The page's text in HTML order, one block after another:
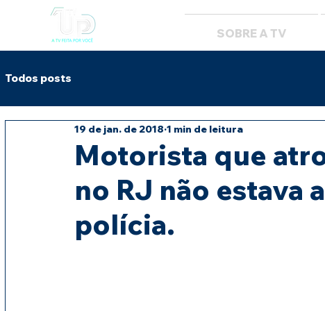
SOBRE A TV
Todos posts
Motorista que
no RJ não estava
polícia.
19 de jan. de 2018 1 min de leitura